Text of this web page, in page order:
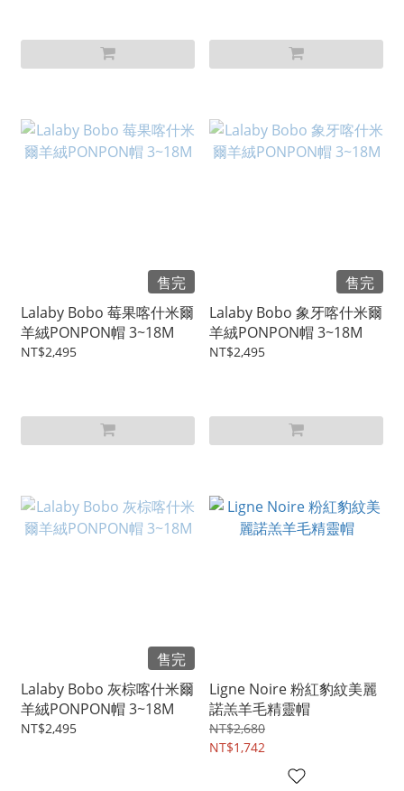
售完
Lalaby Bobo 莓果喀什米爾
羊絨PONPON帽 3~18M
NT$2,495
售完
Lalaby Bobo 象牙喀什米爾
羊絨PONPON帽 3~18M
NT$2,495
售完
Lalaby Bobo 灰棕喀什米爾
羊絨PONPON帽 3~18M
NT$2,495
Ligne Noire 粉紅豹紋美麗
諾羔羊毛精靈帽
NT$2,680
NT$1,742